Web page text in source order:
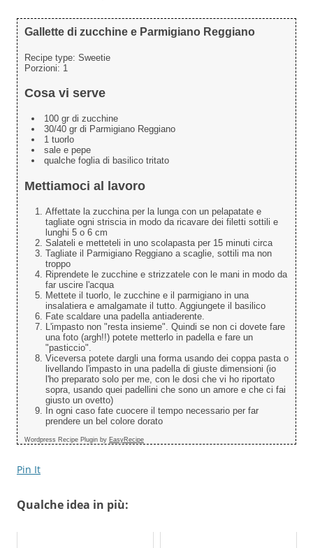
Gallette di zucchine e Parmigiano Reggiano
Recipe type: Sweetie
Porzioni: 1
Cosa vi serve
100 gr di zucchine
30/40 gr di Parmigiano Reggiano
1 tuorlo
sale e pepe
qualche foglia di basilico tritato
Mettiamoci al lavoro
Affettate la zucchina per la lunga con un pelapatate e
tagliate ogni striscia in modo da ricavare dei filetti sottili e
lunghi 5 o 6 cm
Salateli e metteteli in uno scolapasta per 15 minuti circa
Tagliate il Parmigiano Reggiano a scaglie, sottili ma non
troppo
Riprendete le zucchine e strizzatele con le mani in modo da
far uscire l'acqua
Mettete il tuorlo, le zucchine e il parmigiano in una
insalatiera e amalgamate il tutto. Aggiungete il basilico
Fate scaldare una padella antiaderente.
L'impasto non "resta insieme". Quindi se non ci dovete fare
una foto (argh!!) potete metterlo in padella e fare un
"pasticcio".
Viceversa potete dargli una forma usando dei coppa pasta o
livellando l'impasto in una padella di giuste dimensioni (io
l'ho preparato solo per me, con le dosi che vi ho riportato
sopra, usando quei padellini che sono un amore e che ci fai
giusto un ovetto)
In ogni caso fate cuocere il tempo necessario per far
prendere un bel colore dorato
Wordpress Recipe Plugin by EasyRecipe
Pin It
Qualche idea in più: